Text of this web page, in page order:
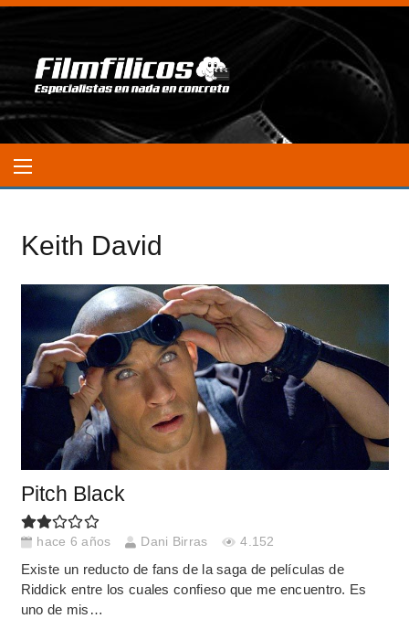
Keith David
Pitch Black
hace 6 años Dani Birras 4.152
Existe un reducto de fans de la saga de películas de
Riddick entre los cuales confieso que me encuentro. Es
uno de mis…